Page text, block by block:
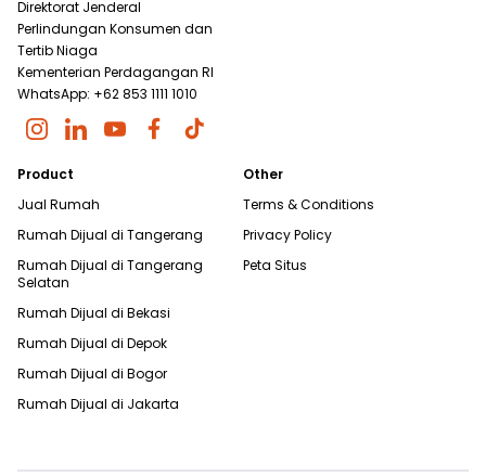
Direktorat Jenderal
Perlindungan Konsumen dan
Tertib Niaga
Kementerian Perdagangan RI
WhatsApp: +62 853 1111 1010
Product
Jual Rumah
Rumah Dijual di Tangerang
Rumah Dijual di Tangerang
Selatan
Rumah Dijual di Bekasi
Rumah Dijual di Depok
Rumah Dijual di Bogor
Rumah Dijual di Jakarta
Other
Terms & Conditions
Privacy Policy
Peta Situs